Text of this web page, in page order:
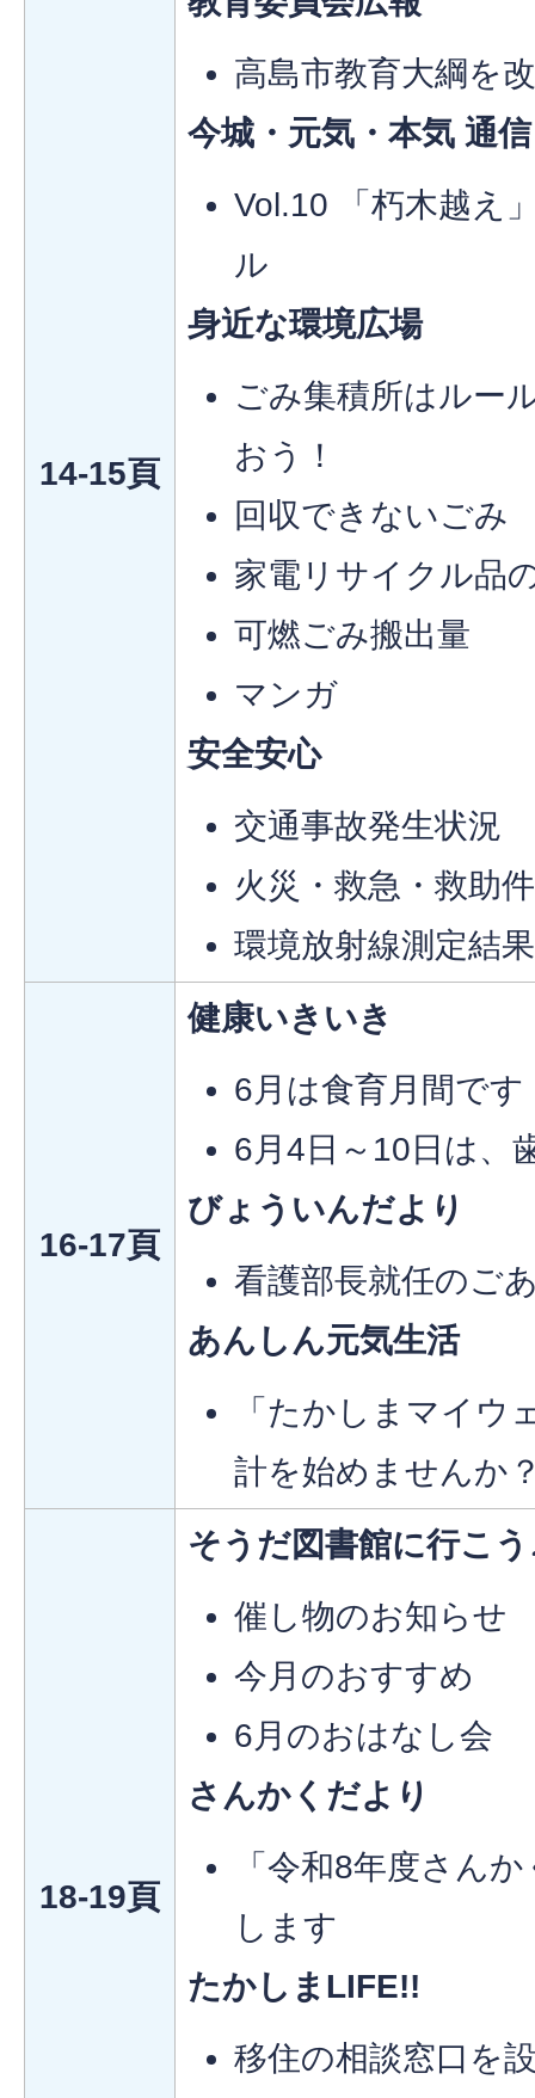
14-15頁
高島市教育大綱を
今城・元気・本気 通信
Vol.10 「朽木越え
ル
身近な環境広場
ごみ集積所はルー
おう！
回収できないごみ
家電リサイクル品
可燃ごみ搬出量
マンガ
安全安心
交通事故発生状況
火災・救急・救助
環境放射線測定結果
16-17頁
健康いきいき
6月は食育月間です
6月4日～10日は、
びょういんだより
看護部長就任のご
あんしん元気生活
「たかしまマイウ
計を始めませんか
18-19頁
そうだ図書館に行こう
催し物のお知らせ
今月のおすすめ
6月のおはなし会
さんかくだより
「令和8年度さん
します
たかしまLIFE!!
移住の相談窓口を